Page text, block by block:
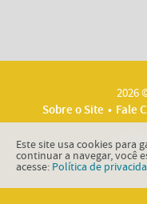
2026
Sobre o Site
Fale
Este site usa cookies para
continuar a navegar, você
acesse: Política de